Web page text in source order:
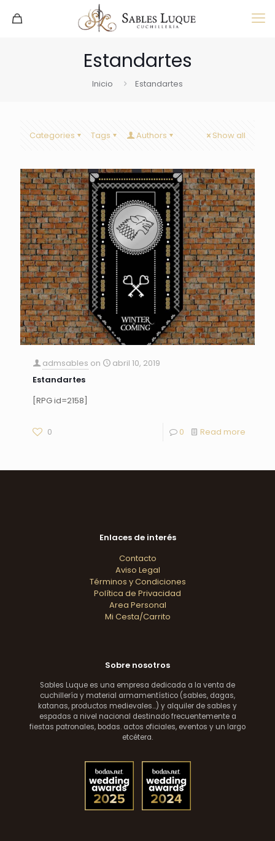
Estandartes
Inicio Estandartes
Categories Tags Authors Show all
admsables on
abril 10, 2019
Estandartes
[RPG id=2158]
0 0 Read more
Enlaces de interés
Contacto
Aviso Legal
Términos y Condiciones
Política de Privacidad
Area Personal
Mi Cesta/Carrito
Sobre nosotros
Sables Luque es una empresa dedicada a la venta de
cuchillería y material armamentístico (sables, dagas,
katanas, productos medievales...) y alquiler de sables y
espadas a nivel nacional destinado frecuentemente a
fiestas patronales, bodas. actos oficiales, eventos y un largo
etcétera.